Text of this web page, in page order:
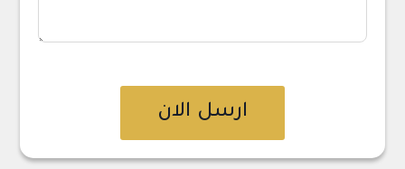
ارسل الان